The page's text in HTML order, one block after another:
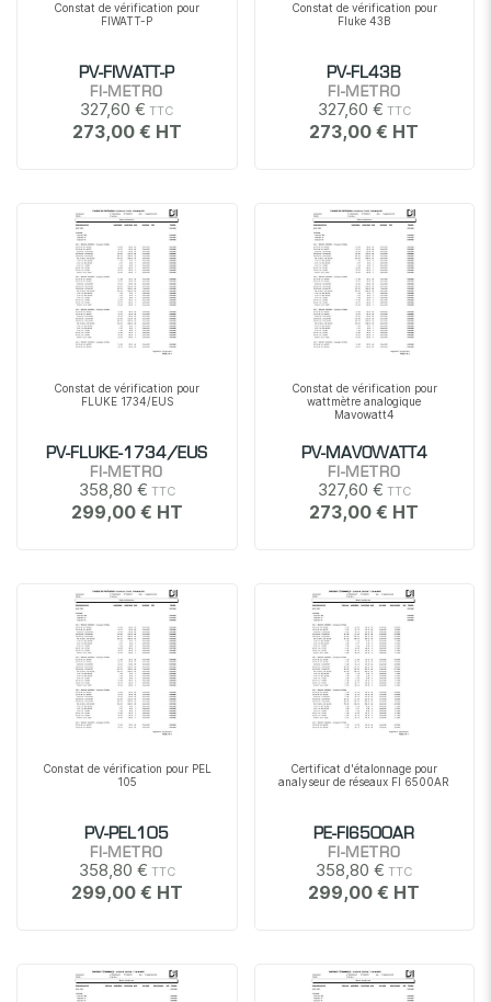
Constat de vérification pour
FIWATT-P
PV-FIWATT-P
FI-METRO
327,60 €
273,00 €
Constat de vérification pour
Fluke 43B
PV-FL43B
FI-METRO
327,60 €
273,00 €
Constat de vérification pour
FLUKE 1734/EUS
PV-FLUKE-1734/EUS
FI-METRO
358,80 €
299,00 €
Constat de vérification pour
wattmètre analogique
Mavowatt4
PV-MAVOWATT4
FI-METRO
327,60 €
273,00 €
Constat de vérification pour PEL
105
PV-PEL105
FI-METRO
358,80 €
299,00 €
Certificat d'étalonnage pour
analyseur de réseaux FI 6500AR
PE-FI6500AR
FI-METRO
358,80 €
299,00 €